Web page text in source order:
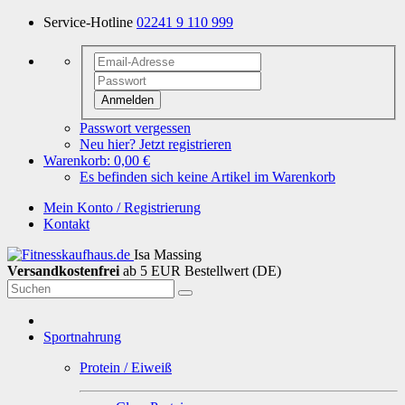
Service-Hotline 02241 9 110 999
Anmelden
Passwort vergessen
Neu hier? Jetzt registrieren
Warenkorb: 0,00 €
Es befinden sich keine Artikel im Warenkorb
Mein Konto / Registrierung
Kontakt
Isa Massing
Versandkostenfrei ab 5 EUR Bestellwert (DE)
Sportnahrung
Protein / Eiweiß